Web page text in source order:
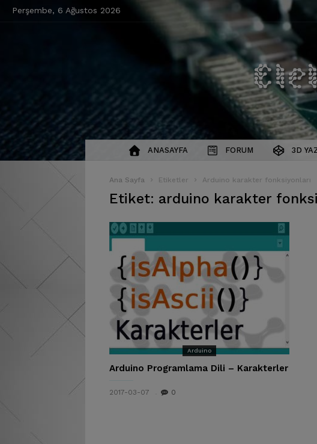
Perşembe, 6 Ağustos 2026
ANASAYFA FORUM 3D
Ana Sayfa Etiketler Arduino karakter fonksiyonları
Etiket: arduino karakter
Arduino
Arduino Programlama Dili – Karakterler
2017-03-07 0